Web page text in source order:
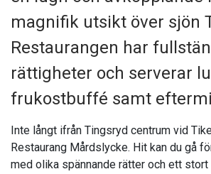
magnifik utsikt över sjön
Restaurangen har
rättigheter och serverar
frukostbuffé samt
Inte långt ifrån Tingsryd centrum vid
Restaurang Mårdslycke. Hit kan du gå
med olika spännande rätter och ett